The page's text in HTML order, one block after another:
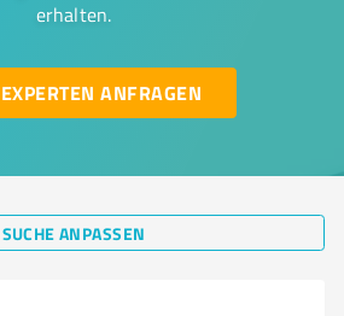
erhalten.
ANFRAGEN
SUCHE ANPASSEN